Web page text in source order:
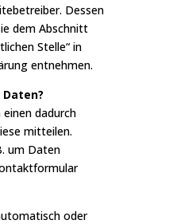
Dessen
dem Abschnitt
Stelle“ in
entnehmen.
dadurch
mitteilen.
um Daten
oder